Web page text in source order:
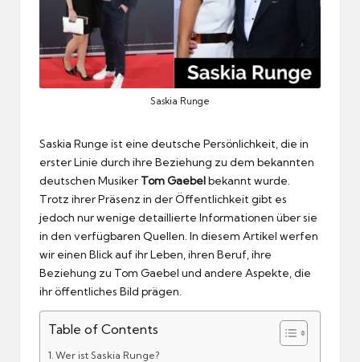
Saskia Runge
Saskia Runge ist eine deutsche Persönlichkeit, die in
erster Linie durch ihre Beziehung zu dem bekannten
deutschen Musiker Tom Gaebelbekannt wurde.
Trotz ihrer Präsenz in der Öffentlichkeit gibt es
jedoch nur wenige detaillierte Informationen über sie
in den verfügbaren Quellen. In diesem Artikel werfen
wir einen Blick auf ihr Leben, ihren Beruf, ihre
Beziehung zu Tom Gaebel und andere Aspekte, die
ihr öffentliches Bild prägen.
Table of Contents
Wer ist Saskia Runge?